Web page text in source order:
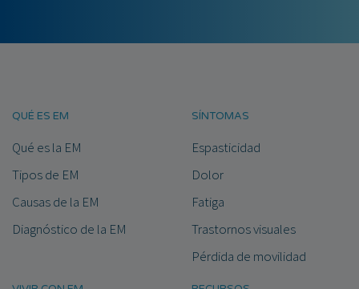
QUÉ ES EM
Qué es la EM
Tipos de EM
Causas de la EM
Diagnóstico de la EM
SÍNTOMAS
Espasticidad
Dolor
Fatiga
Trastornos visuales
Pérdida de movilidad